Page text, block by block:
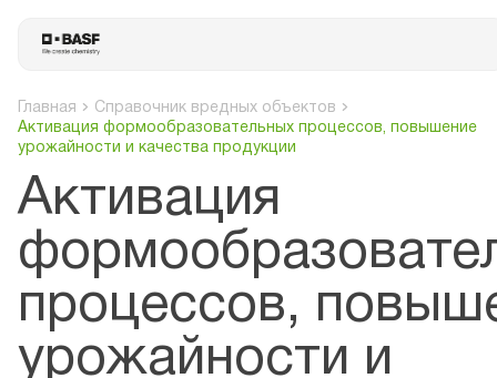
Главная
Справочник вредных объектов
Активация формообразовательных процессов, повышение
урожайности и качества продукции
Активация
процессов,
урожайности и